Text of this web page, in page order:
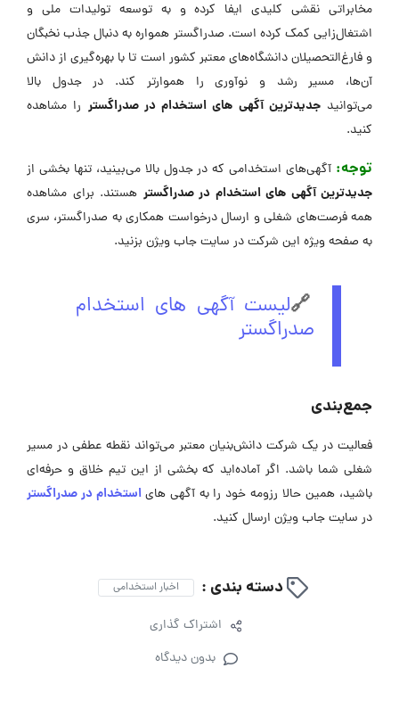
مخابراتی نقشی کلیدی ایفا کرده و به توسعه تولیدات ملی و
اشتغال‌زایی کمک کرده است. صدراگستر همواره به دنبال جذب نخبگان
و فارغ‌التحصیلان دانشگاه‌های معتبر کشور است تا با بهره‌گیری از دانش
آن‌ها، مسیر رشد و نوآوری را هموارتر کند. در جدول بالا
می‌توانیدجدیدترین آگهی های استخدام در صدراگستر را مشاهده
کنید.
توجه: آگهی‌های استخدامی که در جدول بالا می‌بینید، تنها بخشی از
جدیدترین آگهی های استخدام در صدراگستر هستند. برای مشاهده
همه فرصت‌های شغلی و ارسال درخواست همکاری به صدراگستر، سری
به صفحه ویژه این شرکت در ‌سایت جاب ویژن بزنید.
🔗لیست آگهی های استخدام
صدراگستر
جمع‌بندی
فعالیت در یک شرکت دانش‌بنیان معتبر می‌تواند نقطه عطفی در مسیر
شغلی شما باشد. اگر آماده‌اید که بخشی از این تیم خلاق و حرفه‌ای
باشید، همین حالا رزومه خود را به آگهی ‌هایاستخدام در صدراگستر
در سایت جاب ویژن ارسال کنید.
دسته بندی : اخبار استخدامی
اشتراک گذاری
بدون دیدگاه